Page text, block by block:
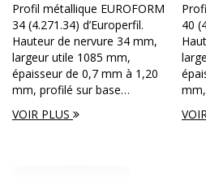
Profil métallique EUROFORM
34 (4.271.34) d’Europerfil.
Hauteur de nervure 34 mm,
largeur utile 1085 mm,
épaisseur de 0,7 mm à 1,20
mm, profilé sur base…
VOIR PLUS
40